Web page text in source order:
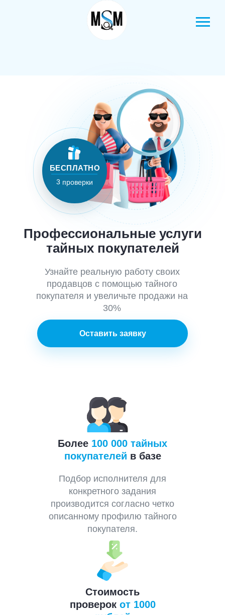
Вход в личный кабинет
г. Москва
Профессиональные услуги
тайных покупателей
Узнайте реальную работу своих
продавцов с помощью тайного
покупателя и увеличьте продажи на
30%
Оставить заявку
БЕСПЛАТНО
3 проверки
Более 100 000 тайных
покупателей в базе
Стоимость
проверок от 1000
Подбор исполнителя для
конкретного задания
производится согласно четко
описанному профилю тайного
покупателя.